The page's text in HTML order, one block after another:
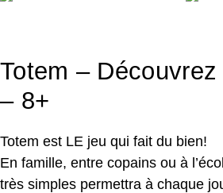
Totem –
– 8+
Totem est LE jeu qui fait du bien!
En famille, entre copains ou à
très simples permettra à chaque